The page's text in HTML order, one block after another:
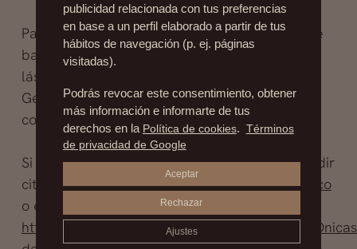
Para las arrugas como las llamadas códigos de
barra : el peeling, la microdermoabrasión o el
láser son tratamientos excelentes.
Generalmente se utilizan como tratamientos
complementarios a implantes.
Si quieres saber más sobre queiloplastia, o pedir
cita envíanos un mail ainfo@drfernandezblanco
o entra en nuestro Facebook
http://www.facebook.com/#!/pages/
publicidad relacionada con tus preferencias
en base a un perfil elaborado a partir de tus
hábitos de navegación (p. ej. páginas
visitadas).
Podrás revocar este consentimiento, obtener
más información e informarte de tus
derechos en la Política de cookies. Términos
de privacidad de Google
Aceptar
Rechazar
Ajustes